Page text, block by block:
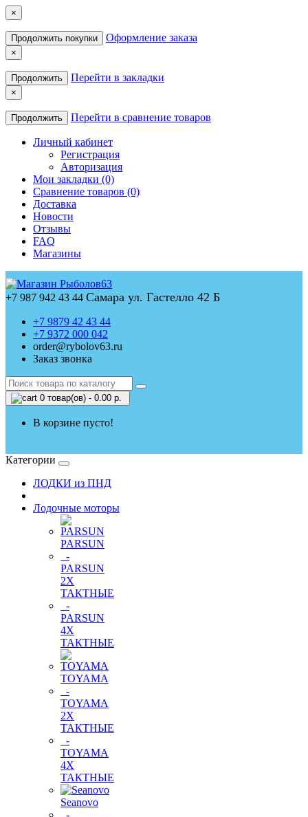
×
Продолжить покупки Оформление заказа
×
Продолжить Перейти в закладки
×
Продолжить Перейти в сравнение товаров
Личный кабинет
Регистрация
Авторизация
Мои закладки (0)
Сравнение товаров (0)
Доставка
Новости
Отзывы
FAQ
Магазины
+7 987 942 43 44 Самара ул. Гастелло 42 Б
+7 9879 42 43 44
+7 9372 000 042
order@rybolov63.ru
Заказ звонка
0 товар(ов) - 0.00 р.
В корзине пусто!
Категории
ЛОДКИ из ПНД
Лодочные моторы
PARSUN
-
PARSUN
2Х
ТАКТНЫЕ
-
PARSUN
4Х
ТАКТНЫЕ
TOYAMA
-
TOYAMA
2Х
ТАКТНЫЕ
-
TOYAMA
4Х
ТАКТНЫЕ
Seanovo
-